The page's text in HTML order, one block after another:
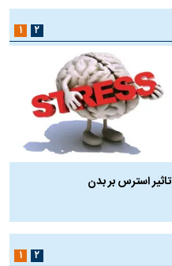
تاثیر استرس بر بدن
۱ ۲
۱ ۲